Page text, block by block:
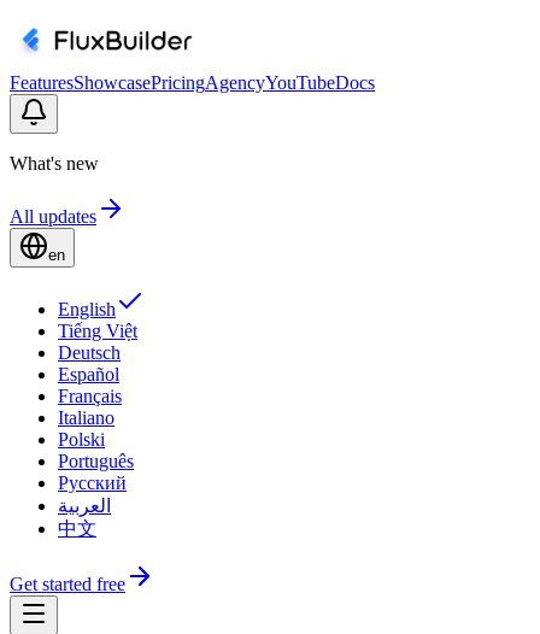
FeaturesShowcasePricingAgencyYouTubeDocs
What's new
All updates
en
English
Tiếng Việt
Deutsch
Español
Français
Italiano
Polski
Português
Русский
العربية
中文
Get started free